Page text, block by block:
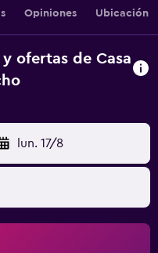
Opiniones Ubicación
ofertas de Casa
lun. 17/8